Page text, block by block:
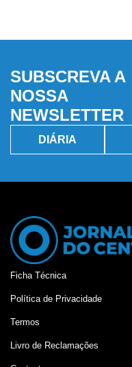
SUBSCREVA A
NOSSA
NEWSLETTER
DIÁRIA
Ficha Técnica
Política de Privacidade
Termos
Livro de Reclamações